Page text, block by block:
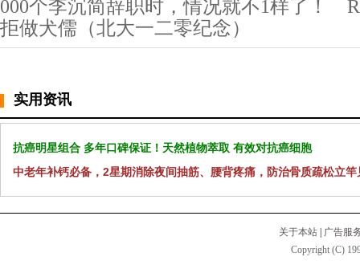
000个李沉简辞职时，情况就不1样了！
拒做犬儒（北大一二零纪念）
实用资讯
抗癌明星组合 多年口碑保证！天然植物萃取 有效对抗癌细胞
中老年补钙必备，2星期消除夜间抽筋、腰背疼痛，防治骨质疏松立竿
关于本站
广告服
Copyright (C)